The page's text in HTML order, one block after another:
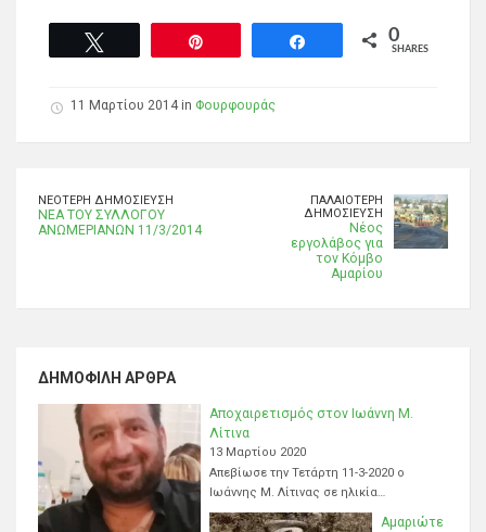
0
SHARES
11 Μαρτίου 2014 in Φουρφουράς
ΝΕΌΤΕΡΗ ΔΗΜΟΣΊΕΥΣΗ
NEA TOY ΣΥΛΛΟΓΟΥ
ΑΝΩΜΕΡΙΑΝΩΝ 11/3/2014
ΠΑΛΑΙΌΤΕΡΗ
ΔΗΜΟΣΊΕΥΣΗ
Νέος
εργολάβος για
τον Κόμβο
Αμαρίου
ΔΗΜΟΦΙΛΉ ΆΡΘΡΑ
Αποχαιρετισμός στον Ιωάννη Μ.
Λίτινα
13 Μαρτίου 2020
Απεβίωσε την Τετάρτη 11-3-2020 ο
Ιωάννης Μ. Λίτινας σε ηλικία…
Αμαριώτε